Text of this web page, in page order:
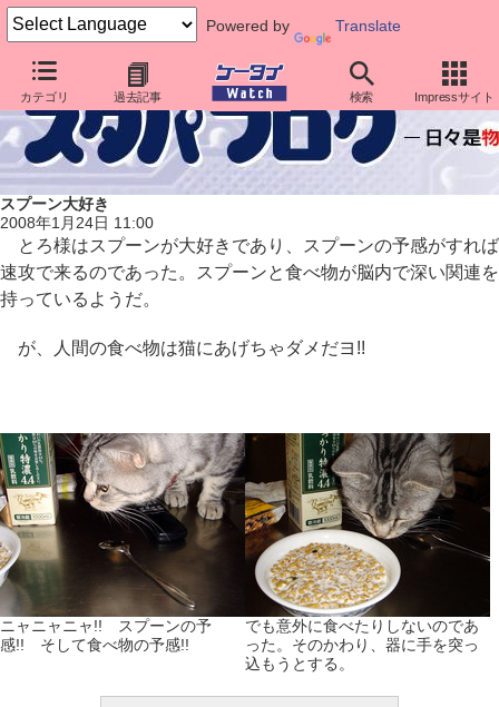
Powered by Translate
カテゴリ 過去記事 検索 Impressサイト
スプーン大好き
2008年1月24日 11:00
とろ様はスプーンが大好きであり、スプーンの予感がすれば
速攻で来るのであった。スプーンと食べ物が脳内で深い関連を
持っているようだ。
が、人間の食べ物は猫にあげちゃダメだヨ!!
ニャニャニャ!! スプーンの予
感!! そして食べ物の予感!!
でも意外に食べたりしないのであ
った。そのかわり、器に手を突っ
込もうとする。